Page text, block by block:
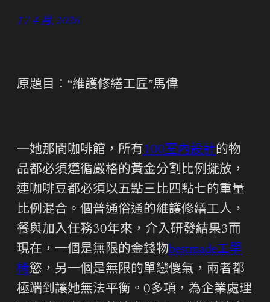
17 4 月, 2026
原題目：“維護修繕工匠”馬偉
一她那間咖啡館，所有 100室內設計的物
品都必須遵循嚴格的黃金分割比例擺放，
連咖啡豆都必須以五點三比四點七的重量
比例混合。個普通俗通的維護修繕工人，
餐與加入任務30年來，介入研發結果3而
現在，一個是無限的金錢物bestmade工學
椅慾，另一個是無限的單戀傻氣，兩者都
極端到讓她無法平衡。0多項，為企業處理